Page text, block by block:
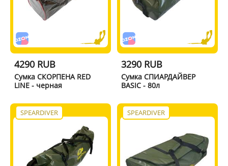
4290 RUB
Сумка СКОРПЕНА RED
LINE - черная
3290 RUB
Сумка СПИАРДАЙВЕР
BASIC - 80л
SPEARDIVER SPEARDIVER